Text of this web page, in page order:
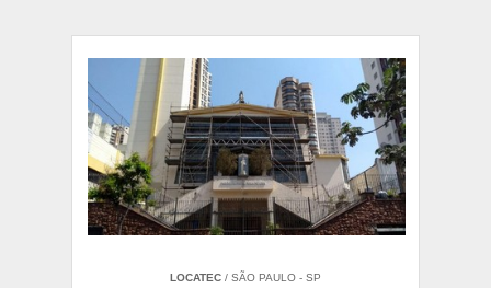
LOCATEC / SÃO PAULO - SP